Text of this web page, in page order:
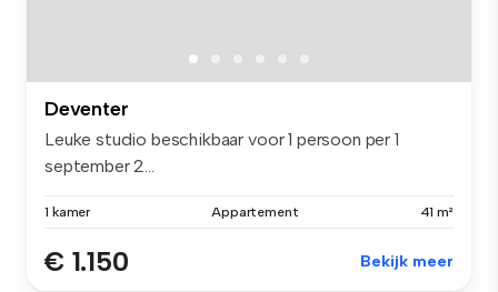
Deventer
Leuke studio beschikbaar voor 1 persoon per 1
september 2...
1 kamer Appartement 41 m²
€ 1.150 Bekijk meer